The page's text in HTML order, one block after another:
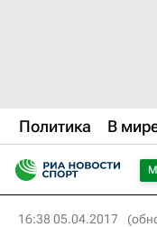
Политика В
16:38 05.04.2017